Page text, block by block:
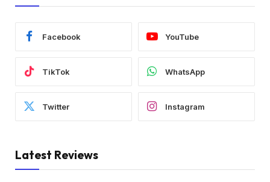
Facebook YouTube
TikTok WhatsApp
Twitter Instagram
Latest Reviews